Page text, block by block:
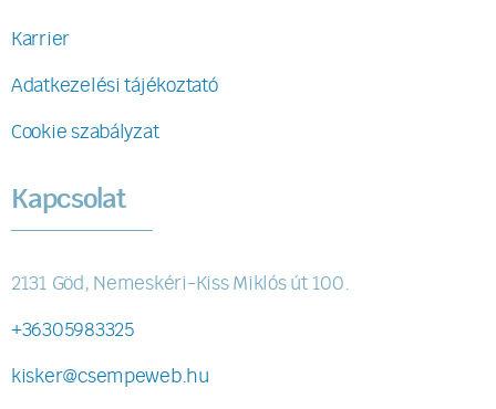
Karrier
Adatkezelési tájékoztató
Cookie szabályzat
Kapcsolat
2131 Göd, Nemeskéri-Kiss Miklós út 100.
+36305983325
kisker@csempeweb.hu